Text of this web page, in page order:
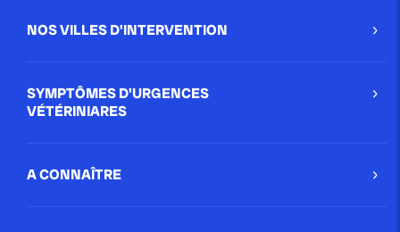
NOS VILLES D'INTERVENTION
SYMPTÔMES D'URGENCES
VÉTÉRINIARES
A CONNAÎTRE